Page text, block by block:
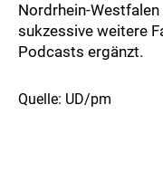
Nordrhein-
sukzessive weitere
Podcasts ergänzt.
Quelle: UD/pm